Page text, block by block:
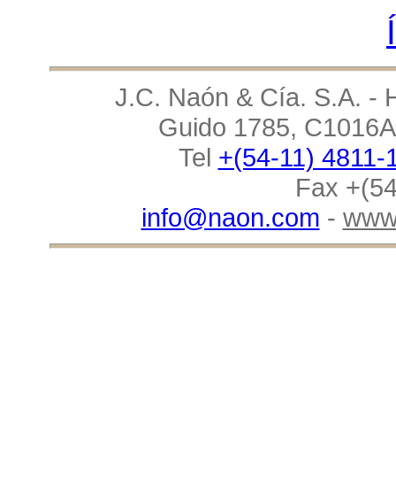
J.C. Naón & Cía. S.A. -
Guido 1785,
Tel +(54-11) 4811-
Fax
info@naon.com -